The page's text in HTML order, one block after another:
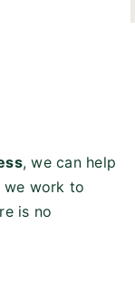
, we can help
we work to
is no